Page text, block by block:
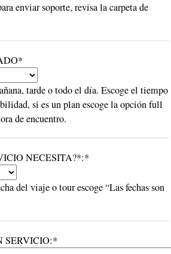
enviar soporte, revisa la carpeta de
tarde o todo el día. Escoge el tiempo
si es un plan escoge la opción full
de encuentro.
NECESITA?*:*
del viaje o tour escoge “Las fechas son
SERVICIO:*